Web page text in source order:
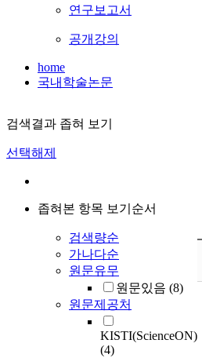
연구보고서
공개강의
home
국내학술논문
검색결과 좁혀 보기
선택해제
좁혀본 항목 보기순서
검색량순
가나다순
원문유무
원문있음 (8)
원문제공처
KISTI(ScienceON)
(4)